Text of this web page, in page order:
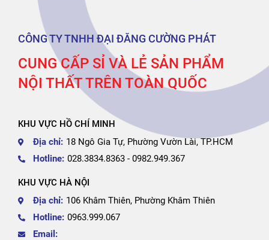
CÔNG TY TNHH ĐẠI ĐĂNG CƯỜNG PHÁT
CUNG CẤP SỈ VÀ LẺ SẢN PHẨM
NỘI THẤT TRÊN TOÀN QUỐC
KHU VỰC HỒ CHÍ MINH
Địa chỉ: 18 Ngô Gia Tự, Phường Vườn Lài, TP.HCM
Hotline: 028.3834.8363 - 0982.949.367
KHU VỰC HÀ NỘI
Địa chỉ: 106 Khâm Thiên, Phường Khâm Thiên
Hotline: 0963.999.067
Email: